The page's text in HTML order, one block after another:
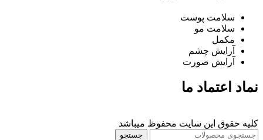
سلامت پوست
سلامت مو
مکمل
آرایش چشم
آرایش صورت
نماد اعتماد ما
کلیه حقوق این سایت محفوظ میباشد
جستجو